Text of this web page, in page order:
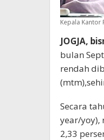
Kepala Kantor
JOGJA,
bulan
rendah
Secara
year/yoy),
2,33